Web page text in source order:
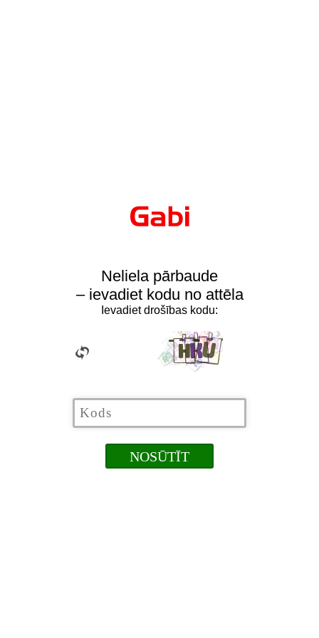
Neliela pārbaude
– ievadiet kodu no attēla
Ievadiet drošības kodu: